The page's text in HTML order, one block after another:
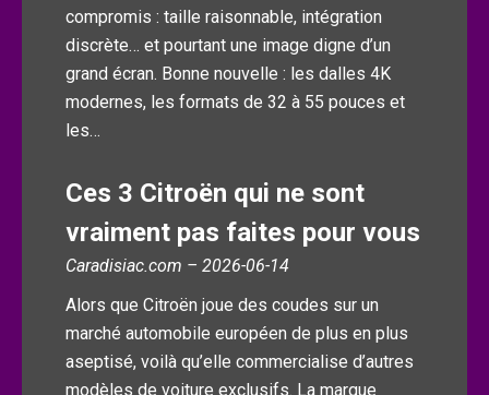
compromis : taille raisonnable, intégration
discrète… et pourtant une image digne d’un
grand écran. Bonne nouvelle : les dalles 4K
modernes, les formats de 32 à 55 pouces et
les…
Ces 3 Citroën qui ne sont
vraiment pas faites pour vous
Caradisiac.com – 2026-06-14
Alors que Citroën joue des coudes sur un
marché automobile européen de plus en plus
aseptisé, voilà qu’elle commercialise d’autres
modèles de voiture exclusifs. La marque